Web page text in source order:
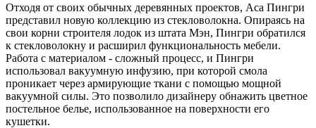
Отходя от своих обычных деревянных проектов, Аса Пингри
представил новую коллекцию из стекловолокна. Опираясь на
свои корни строителя лодок из штата Мэн, Пингри обратился
к стекловолокну и расширил функциональность мебели.
Работа с материалом - сложный процесс, и Пингри
использовал вакуумную инфузию, при которой смола
проникает через армирующие ткани с помощью мощной
вакуумной силы. Это позволило дизайнеру обнажить цветное
постельное белье, использованное на поверхности его
кушетки.